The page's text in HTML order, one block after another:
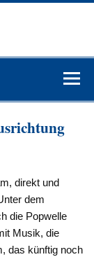
direkt und
dem
die Popwelle
Musik, die
das künftig noch